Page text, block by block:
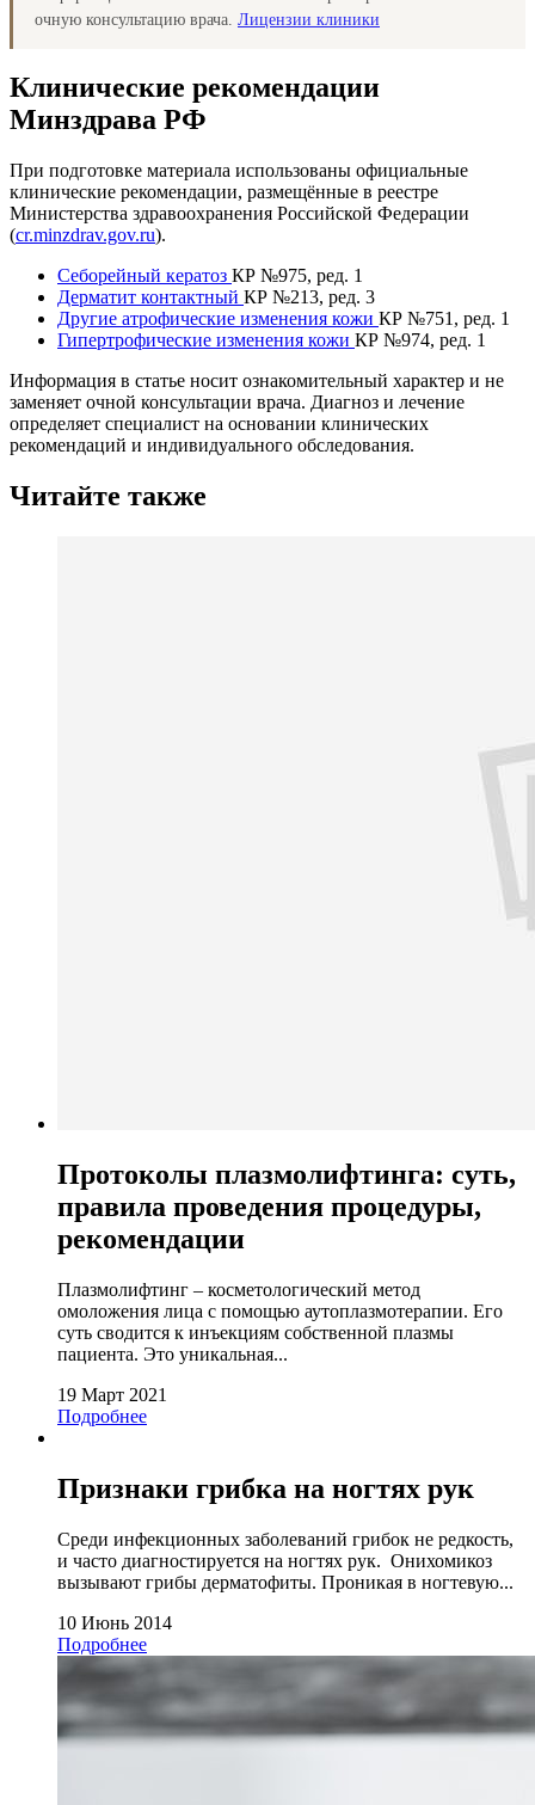
очную консультацию врача. Лицензии клиники
Клинические рекомендации
Минздрава РФ
При подготовке материала использованы официальные
клинические рекомендации, размещённые в реестре
Министерства здравоохранения Российской Федерации
(cr.minzdrav.gov.ru).
Себорейный кератоз КР №975, ред. 1
Дерматит контактный КР №213, ред. 3
Другие атрофические изменения кожи КР №751, ред. 1
Гипертрофические изменения кожи КР №974, ред. 1
Информация в статье носит ознакомительный характер и не
заменяет очной консультации врача. Диагноз и лечение
определяет специалист на основании клинических
рекомендаций и индивидуального обследования.
Читайте также
Протоколы плазмолифтинга: суть,
правила проведения процедуры,
рекомендации
Плазмолифтинг – косметологический метод
омоложения лица с помощью аутоплазмотерапии. Его
суть сводится к инъекциям собственной плазмы
пациента. Это уникальная...
19 Март 2021
Подробнее
Признаки грибка на ногтях рук
Среди инфекционных заболеваний грибок не редкость,
и часто диагностируется на ногтях рук. Онихомикоз
вызывают грибы дерматофиты. Проникая в ногтевую...
10 Июнь 2014
Подробнее